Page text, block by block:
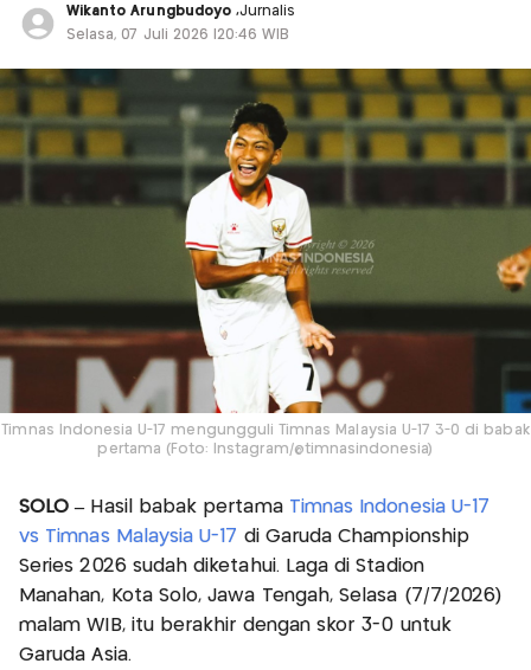
Wikanto Arungbudoyo ,Jurnalis
Selasa, 07 Juli 2026 |20:46 WIB
Timnas Indonesia U-17 mengungguli Timnas Malaysia U-17 3-0 di babak
pertama (Foto: Instagram/@timnasindonesia)
SOLO –Hasil babak pertama Timnas Indonesia U-17
vs Timnas Malaysia U-17 di Garuda Championship
Series 2026 sudah diketahui. Laga di Stadion
Manahan, Kota Solo, Jawa Tengah, Selasa (7/7/2026)
malam WIB, itu berakhir dengan skor 3-0 untuk
Garuda Asia.